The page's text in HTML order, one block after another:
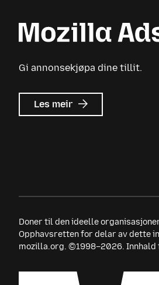
Gi annonsekjøpa dine tillit.
Les meir om
Mozilla
Doner til den ideelle
Opphavsretten for delar av dette
mozilla.org. ©1998–2026. Innhald